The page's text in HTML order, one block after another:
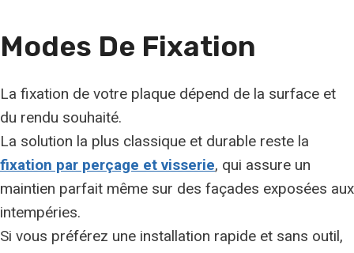
Modes De Fixation
La fixation de votre plaque dépend de la surface et
du rendu souhaité.
La solution la plus classique et durable reste la
fixation par perçage et visserie, qui assure un
maintien parfait même sur des façades exposées aux
intempéries.
Si vous préférez une installation rapide et sans outil,